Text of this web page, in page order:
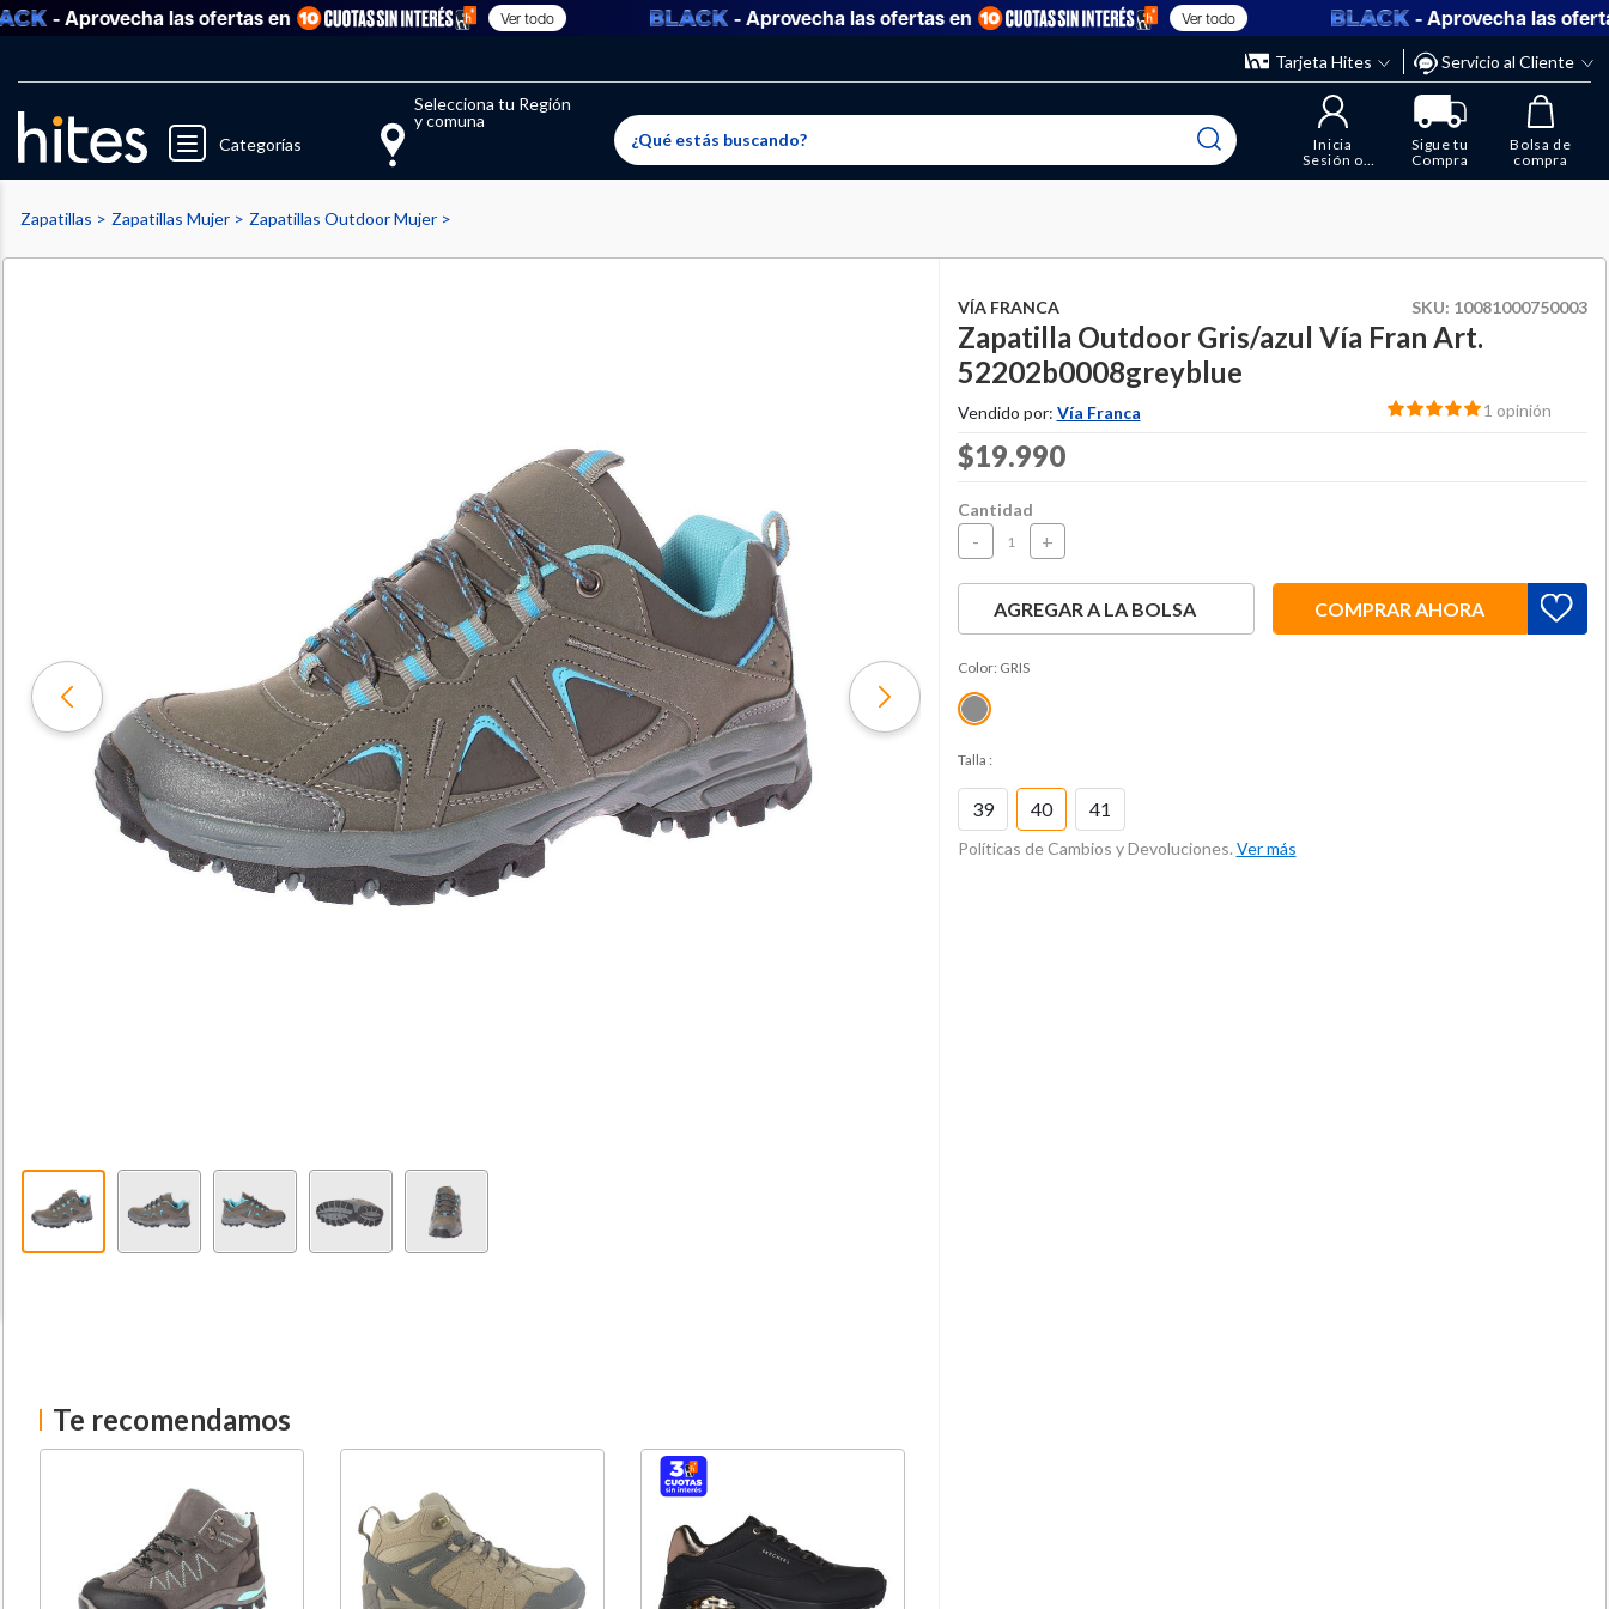
- Aprovecha las ofertas en Ver todo - Aprovecha las ofertas en Ver todo - Aprovecha las ofertas en
Servicio al Cliente
Tarjeta Hites
Categorías
Selecciona tu Región
y comuna
Inicia
Sesión o
Regístrate
Sigue tu
Compra
Bolsa de
compra
El producto ha sido eliminado correctamente
El producto ha sido agregado a tu lista de favoritos correctamente
Llegaste al límite de productos favoritos permitidos, para agregar uno nuevo ingresa a “Mi cuenta” y elimina los que ya no necesitas.
Zapatillas Zapatillas Mujer Zapatillas Outdoor Mujer
Te recomendamos
SKU: 10081000750003
VÍA FRANCA
Zapatilla Outdoor Gris/azul Vía Fran Art.
52202b0008greyblue
Vendido por: Vía Franca 1 opinión
Price reduced from
$19.990to
Cantidad
- +
AGREGAR A LA BOLSA COMPRAR AHORA
Color: GRIS
Talla :
39 40 41
Políticas de Cambios y Devoluciones. Ver más